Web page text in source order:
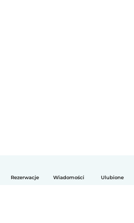
Rezerwacje Wiadomości Ulubione